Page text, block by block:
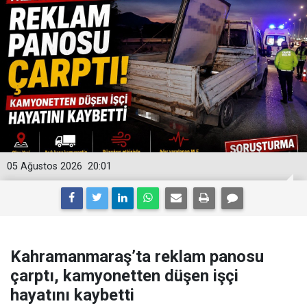
20:01
05 Ağustos 2026
Kahramanmaraş’ta reklam panosu
çarptı, kamyonetten düşen işçi
hayatını kaybetti